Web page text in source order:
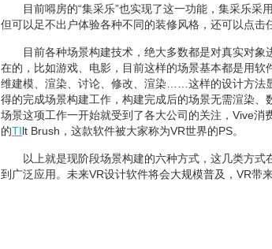
目前嘚房的“集采乐”也实现了这一功能，集采乐
但可以足不出户体验各种不同的装修风格，还可以点击
目前各种场景构建技术，绝大多数都是对真实对
在的，比如游戏、电影，目前这样的场景基本都是用
维建模、渲染、讨论、修改、渲染……这样的设计方法
得的完成场景构建工作，构建完成后的场景无需渲染
场景这项工作一开始就受到了各大公司的关注，Vive
的TIlt Brush，这款软件被大家称为VR世界的PS。
以上就是现阶段场景构建的六种方式，这几类方
到广泛应用。未来VR设计软件将会大规模普及，VR带